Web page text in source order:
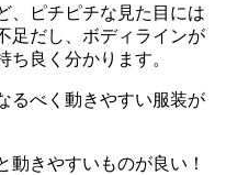
、ピチピチな見た目には
足だし、ボディラインが
良く分かります。
るべく動きやすい服装が
動きやすいものが良い！